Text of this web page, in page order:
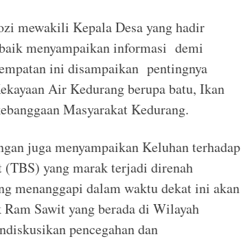
mewakili Kepala Desa yang hadir
menyampaikan informasi demi
ini disampaikan pentingnya
Air Kedurang berupa batu, Ikan
Masyarakat Kedurang.
juga menyampaikan Keluhan terhadap
(TBS) yang marak terjadi direnah
menanggapi dalam waktu dekat ini akan
Sawit yang berada di Wilayah
pencegahan dan